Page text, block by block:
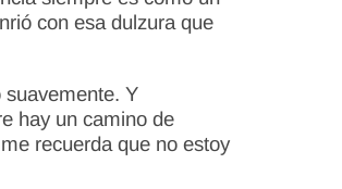
con esa dulzura que
suavemente. Y
hay un camino de
recuerda que no estoy